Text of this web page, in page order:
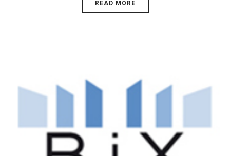
READ MORE